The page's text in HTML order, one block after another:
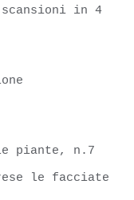
scansioni in 4
piante, n.7
le facciate